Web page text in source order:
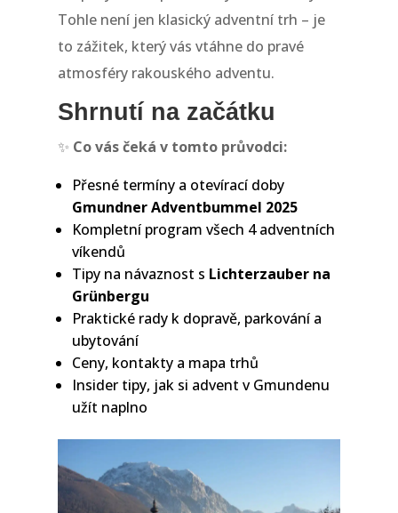
Tohle není jen klasický adventní trh – je
to zážitek, který vás vtáhne do pravé
atmosféry rakouského adventu.
Shrnutí na začátku
✨ Co vás čeká v tomto průvodci:
Přesné termíny a otevírací doby
Gmundner Adventbummel 2025
Kompletní program všech 4 adventních
víkendů
Tipy na návaznost s Lichterzauber na
Grünbergu
Praktické rady k dopravě, parkování a
ubytování
Ceny, kontakty a mapa trhů
Insider tipy, jak si advent v Gmundenu
užít naplno